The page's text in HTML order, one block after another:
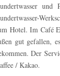
und
Hotel. Im Café
gut gefallen,
Der
/ Kakao.